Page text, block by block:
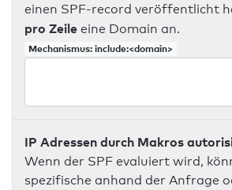
einen SPF-record veröffentlicht
pro Zeile eine Domain an.
Mechanismus: include:<domain>
IP Adressen durch Makros
Wenn der SPF evaluiert wird,
spezifische anhand der Anfrage